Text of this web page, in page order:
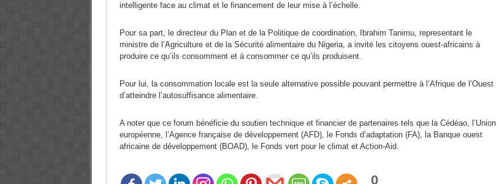
intelligente face au climat et le financement de leur mise à l’échelle.
Pour sa part, le directeur du Plan et de la Politique de coordination, Ibrahim Tanimu, representant le
ministre de l’Agriculture et de la Sécurité alimentaire du Nigeria, a invité les citoyens ouest-africains à
produire ce qu’ils consomment et à consommer ce qu’ils produisent.
Pour lui, la consommation locale est la seule alternative possible pouvant permettre à l’Afrique de l’Ouest
d’atteindre l’autosuffisance alimentaire.
A noter que ce forum bénéficie du soutien technique et financier de partenaires tels que la Cédéao, l’Union
européenne, l’Agence française de développement (AFD), le Fonds d’adaptation (FA), la Banque ouest
africaine de développement (BOAD), le Fonds vert pour le climat et Action-Aid.
0